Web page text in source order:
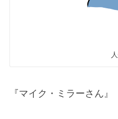
『マイク・ミラーさん』